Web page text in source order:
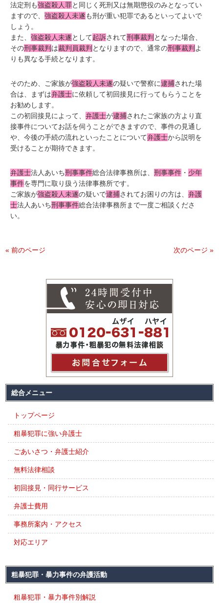
法定刑も強盗殺人罪と同じく死刑又は無期懲役のみとなってい
ますので、強盗殺人未遂も刑が重い犯罪であるといってよいで
しょう。
また、強盗殺人未遂として起訴されて刑事裁判 となった場合、
その刑事裁判 は裁判員裁判 となりますので、通常の刑事裁判 よ
りも異なる手続となります。
そのため、ご家族が強盗殺人未遂の疑いで警察に逮捕された場
合は、まずは弁護士に依頼して初回接見に行ってもらうことを
お勧めします。
この初回接見によって、弁護士が逮捕されたご家族の方より直
接事件についてお話を伺うことができますので、事件の見通し
や、今後の手続の流れといったことについて弁護士から説明を
受けることが期待できます。
弁護士法人あいち刑事事件総合法律事務所は、刑事事件 ・ 少年
事件を専門に取り扱う法律事務所です。
ご家族が強盗殺人未遂の疑いで逮捕されてお困りの方は、弁護
士法人あいち刑事事件総合法律事務所まで一度ご相談くださ
い。
« 前のページ 次のページ »
総合メニュー
トップページ
粗暴犯罪に強い弁護士
ごあいさつ・弁護士紹介
無料法律相談
初回接見・同行サービス
弁護士費用
事務所案内・アクセス
対応エリア
粗暴犯罪・暴力事件の弁護活動
粗暴犯罪・暴力事件別解説